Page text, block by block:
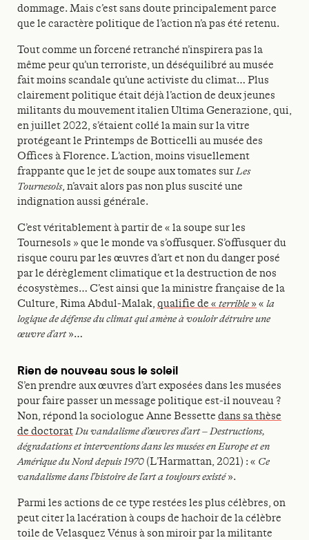
dommage. Mais c’est sans doute principalement parce
que le caractère politique de l’action n’a pas été retenu.
Tout comme un forcené retranché n’inspirera pas la
même peur qu’un terroriste, un déséquilibré au musée
fait moins scandale qu’une activiste du climat… Plus
clairement politique était déjà l’action de deux jeunes
militants du mouvement italien Ultima Generazione, qui,
en juillet 2022, s’étaient collé la main sur la vitre
protégeant le Printemps de Botticelli au musée des
Offices à Florence. L’action, moins visuellement
frappante que le jet de soupe aux tomates surLes
Tournesols, n’avait alors pas non plus suscité une
indignation aussi générale.
C’est véritablement à partir de « la soupe sur les
Tournesols » que le monde va s’offusquer. S’offusquer du
risque couru par les œuvres d’art et non du danger posé
par le dérèglement climatique et la destruction de nos
écosystèmes… C’est ainsi que la ministre française de la
Culture, Rima Abdul-Malak, qualifie de « terrible » « la
logique de défense du climat qui amène à vouloir détruire une
œuvre d’art»…
Rien de nouveau sous le soleil
S’en prendre aux œuvres d’art exposées dans les musées
pour faire passer un message politique est-il nouveau ?
Non, répond la sociologue Anne Bessette dans sa thèse
de doctoratDu vandalisme d’œuvres d’art – Destructions,
dégradations et interventions dans les musées en Europe et en
Amérique du Nord depuis 1970 (L’Harmattan, 2021) : « Ce
vandalisme dans l’histoire de l’art a toujours existé».
Parmi les actions de ce type restées les plus célèbres, on
peut citer la lacération à coups de hachoir de la célèbre
toile de Velasquez Vénus à son miroir par la militante